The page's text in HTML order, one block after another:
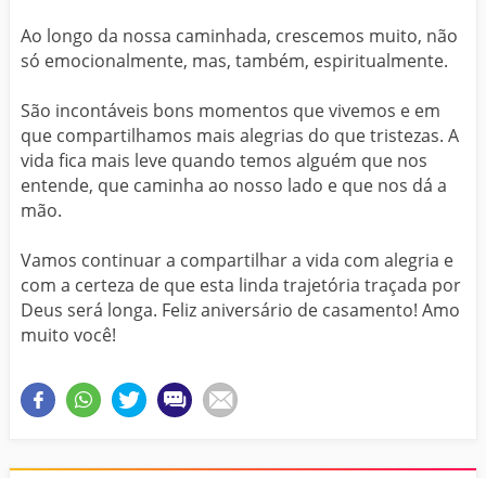
Ao longo da nossa caminhada, crescemos muito, não
só emocionalmente, mas, também, espiritualmente.
São incontáveis bons momentos que vivemos e em
que compartilhamos mais alegrias do que tristezas. A
vida fica mais leve quando temos alguém que nos
entende, que caminha ao nosso lado e que nos dá a
mão.
Vamos continuar a compartilhar a vida com alegria e
com a certeza de que esta linda trajetória traçada por
Deus será longa. Feliz aniversário de casamento! Amo
muito você!